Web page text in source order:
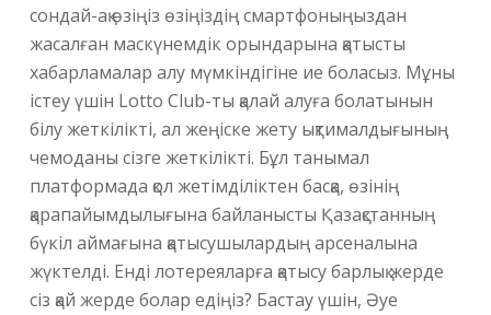
сондай-ақ өзіңіз өзіңіздің смартфоныңыздан
жасалған маскүнемдік орындарына қатысты
хабарламалар алу мүмкіндігіне ие боласыз. Мұны
істеу үшін Lotto Club-ты қалай алуға болатынын
білу жеткілікті, ал жеңіске жету ықтималдығының
чемоданы сізге жеткілікті. Бұл танымал
платформада қол жетімділіктен басқа, өзінің
қарапайымдылығына байланысты Қазақстанның
бүкіл аймағына қатысушылардың арсеналына
жүктелді. Енді лотереяларға қатысу барлық жерде
сіз қай жерде болар едіңіз? Бастау үшін, Әуе